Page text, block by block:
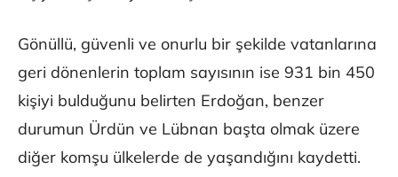
Gönüllü, güvenli ve onurlu bir şekilde vatanlarına
geri dönenlerin toplam sayısının ise 931 bin 450
kişiyi bulduğunu belirten Erdoğan, benzer
durumun Ürdün ve Lübnan başta olmak üzere
diğer komşu ülkelerde de yaşandığını kaydetti.